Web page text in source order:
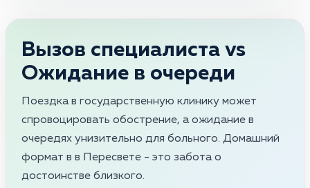
Вызов специалиста vs
Ожидание в очереди
Поездка в государственную клинику может
спровоцировать обострение, а ожидание в
очередях унизительно для больного. Домашний
формат в в Пересвете - это забота о
достоинстве близкого.